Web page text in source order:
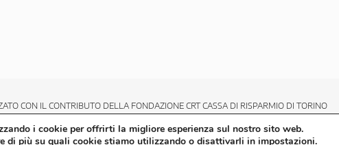
CON IL CONTRIBUTO DELLA FONDAZIONE CRT CASSA DI RISPARMIO DI TORINO
i cookie per offrirti la migliore esperienza sul nostro sito web.
di più su quali cookie stiamo utilizzando o disattivarli inimpostazioni.